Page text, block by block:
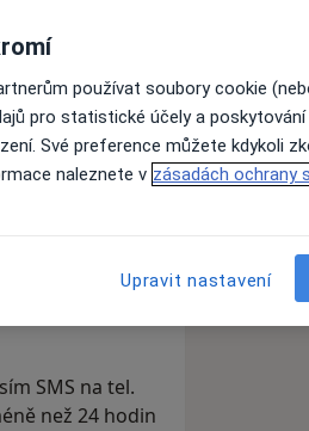
tak v
důležitá –
různých
nemocnici, 6 let
fakultě
ordinaci
J. E.
SMS na tel.
než 24 hodin
používat soubory cookie
pro statistické účely a poskytování
Své preference můžete kdykoli
naleznete v zásadách ochrany
Upravit nastavení